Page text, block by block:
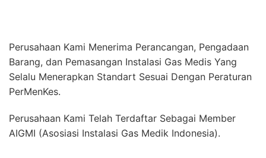
Perusahaan Kami Menerima Perancangan, Pengadaan
Barang, dan Pemasangan Instalasi Gas Medis Yang
Selalu Menerapkan Standart Sesuai Dengan Peraturan
PerMenKes.
Perusahaan Kami Telah Terdaftar Sebagai Member
AIGMI (Asosiasi Instalasi Gas Medik Indonesia).